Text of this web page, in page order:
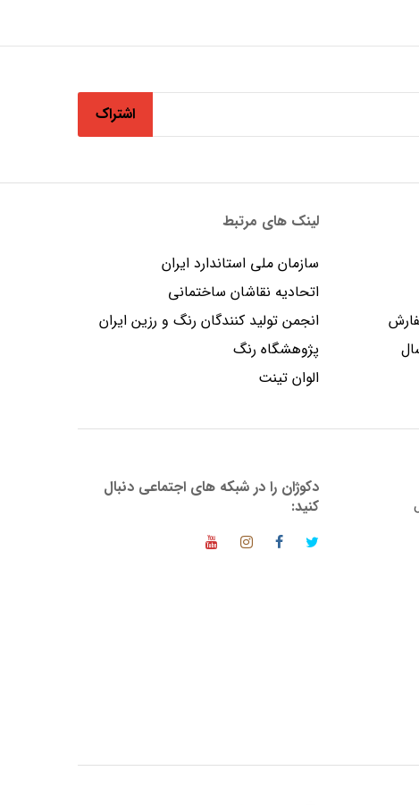
اشتراک
لینک های مرتبط
سازمان ملی استاندارد ایران
اتحادیه نقاشان ساختمانی
انجمن توليد كنندگان رنگ و رزين ايران
پژوهشگاه رنگ
الوان تینت
دکوژان را در شبکه های اجتماعی دنبال
کنید: